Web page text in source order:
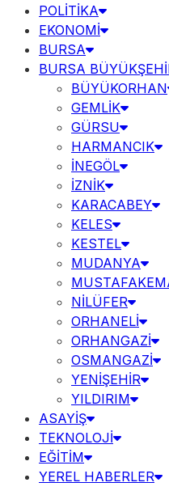
POLİTİKA
EKONOMİ
BURSA
BURSA
BÜYÜKORHAN
GEMLİK
GÜRSU
HARMANCIK
İNEGÖL
İZNİK
KARACABEY
KELES
KESTEL
MUDANYA
NİLÜFER
ORHANELİ
ORHANGAZİ
OSMANGAZİ
YENİŞEHİR
YILDIRIM
ASAYİŞ
TEKNOLOJİ
EĞİTİM
YEREL HABERLER